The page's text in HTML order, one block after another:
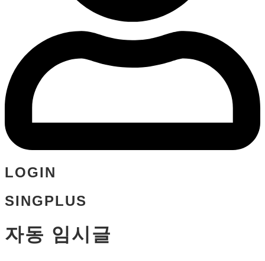
LOGIN
SINGPLUS
자동 임시글